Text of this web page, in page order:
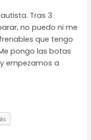
Tras 3
no puedo ni me
que tengo
pongo las botas
empezamos a